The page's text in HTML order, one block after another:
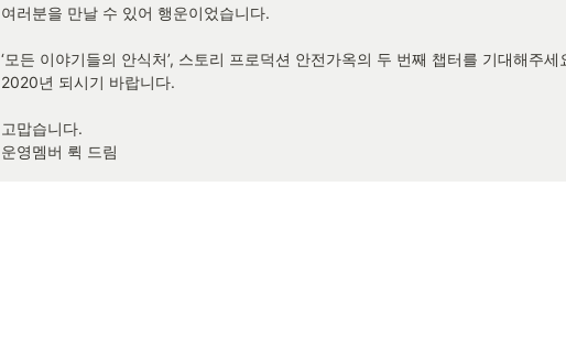
여러분을 만날 수 있어 행운이었습니다.
‘모든 이야기들의 안식처’, 스토리 프로덕션 안전가옥의 두 번째 챕터를 기대해주
2020년 되시기 바랍니다.
고맙습니다.
운영멤버 뤽 드림